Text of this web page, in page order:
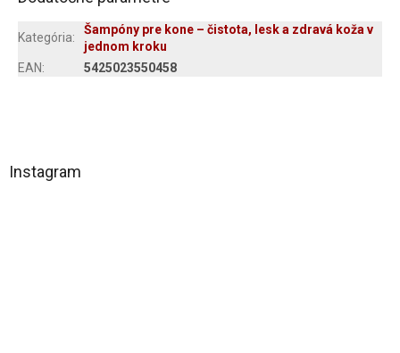
Kategória:
Šampóny pre kone – čistota, lesk a zdravá koža v
jednom kroku
EAN: 5425023550458
á
Instagram